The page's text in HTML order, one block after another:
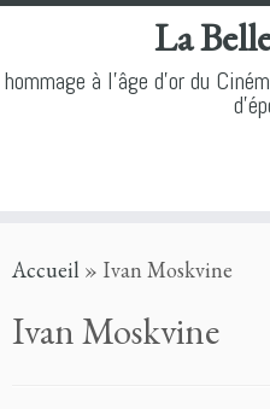
to
La
hommage à l'âge d'or du
Accueil » Ivan Moskvine
Ivan Moskvine